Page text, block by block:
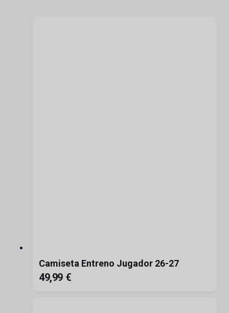
Camiseta Entreno Jugador 26-27
49,99 €